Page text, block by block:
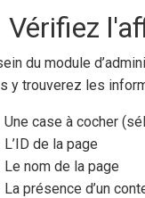
Vérifiez
du module
y trouverez les
Une case à cocher
L’ID de la page
Le nom de la page
La présence d’un